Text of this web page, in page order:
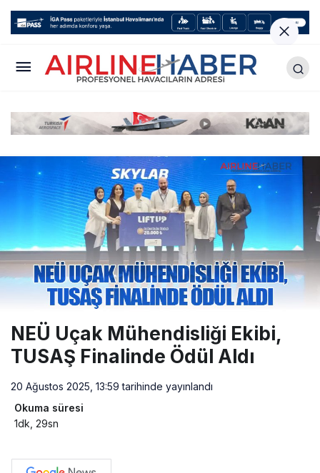
NEÜ Uçak Mühendisliği Ekibi,
TUSAŞ Finalinde Ödül Aldı
20 Ağustos 2025, 13:59 tarihinde yayınlandı
Okuma süresi
1dk, 29sn